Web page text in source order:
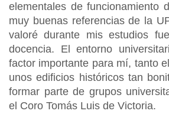
elementales de funcionamiento
muy buenas referencias de la
valoré durante mis estudios
docencia. El entorno
factor importante para mí, tanto
unos edificios históricos tan
formar parte de grupos
el Coro Tomás Luis de Victoria.